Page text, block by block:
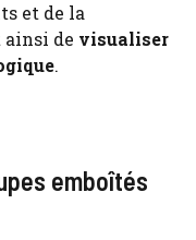
et de la
de visualiser
.
emboîtés